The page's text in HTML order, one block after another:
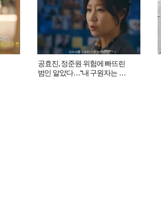
공효진, 정준원 위험에 빠뜨린
범인 알았다…“내 구원자는 내